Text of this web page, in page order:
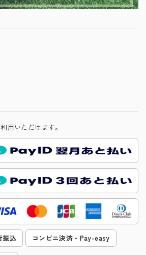
用いただけます。
振込 コンビニ決済・Pay-easy